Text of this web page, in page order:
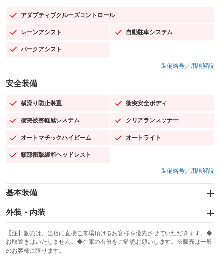
アダプティブクルーズコントロール
：装備あり
レーンアシスト
：装備あり 自動駐車システム
：装備あり
パークアシスト
：装備あり
装備略号／用語解説
安全装備
横滑り防止装置
：装備あり 衝突安全ボディ
：装備あり
衝突被害軽減システム
：装備あり クリアランスソナー
：装備あり
オートマチックハイビーム
：装備あり オートライト
：装備あり
頸部衝撃緩和ヘッドレスト
：装備あり
装備略号／用語解説
基本装備
エアバッグ：運転席/助手席/サイド
：装備あり
：装備なし
サンルーフ
：装備なし ABS
外装・内装
カーナビ：HDDナビ
：装備あり
TV：フルセグ
：装備あり
【注】販売は、当店に直接ご来場頂けるお客様を優先させていただきます。◆
お取置きはいたしません。◆在庫の有無をご確認お願いします。※販売は一般
のお客様に限ります。